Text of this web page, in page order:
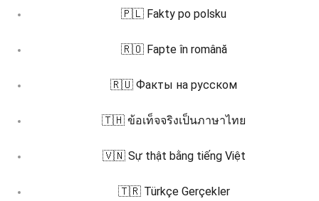
🇵🇱 Fakty po polsku
🇷🇴 Fapte în română
🇷🇺 Факты на русском
🇹🇭 ข้อเท็จจริงเป็นภาษาไทย
🇻🇳 Sự thật bằng tiếng Việt
🇹🇷 Türkçe Gerçekler